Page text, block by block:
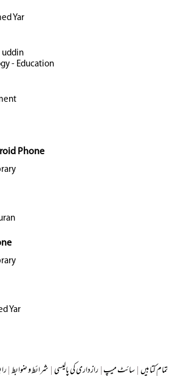
Yar
uddin
- Education
Phone
Yar
|شرائط و ضوابط|رازداری کی پالیسی|سائٹ میپ|تمام کتابیں